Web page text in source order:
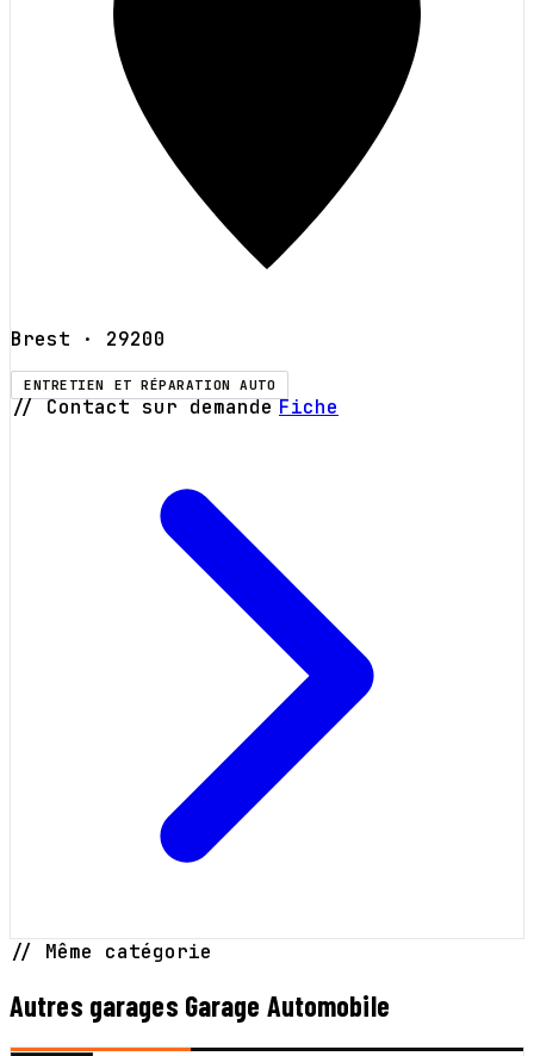
Brest · 29200
ENTRETIEN ET RÉPARATION AUTO
// Contact sur demande Fiche
// Même catégorie
Autres garages Garage Automobile